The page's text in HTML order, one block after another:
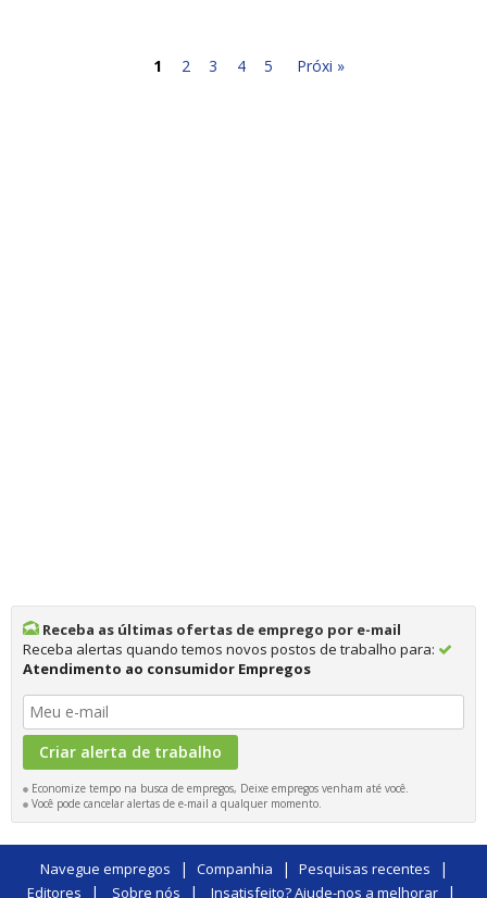
1 2 3 4 5 Próxi »
Receba as últimas ofertas de emprego por e-mail
Receba alertas quando temos novos postos de trabalho para:
Atendimento ao consumidor Empregos
Economize tempo na busca de empregos, Deixe empregos venham até você.
Você pode cancelar alertas de e-mail a qualquer momento.
Navegue empregos | Companhia | Pesquisas recentes |
Editores | Sobre nós | Insatisfeito? Ajude-nos a melhorar |